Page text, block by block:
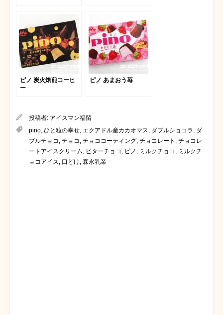
ピノ 炭火焙煎コーヒ
ー
ピノ あまおう苺
投稿者: アイスマン福留
pino, ひと粒の幸せ, エクアドル産カカオマス, ダブルショコラ , ダ
ブルチョコ , チョコ , チョココーティング, チョコレート , チョコレ
ートアイスクリーム, ビターチョコ , ピノ , ミルクチョコ , ミルクチ
ョコアイス, 口どけ, 森永乳業